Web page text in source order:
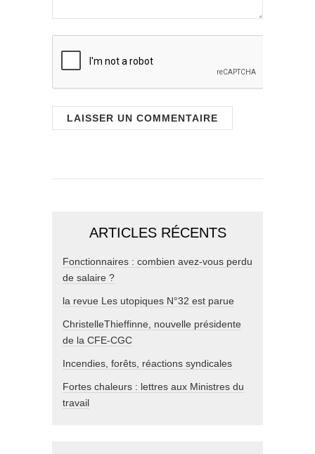
ARTICLES RÉCENTS
Fonctionnaires : combien avez-vous perdu
de salaire ?
la revue Les utopiques N°32 est parue
ChristelleThieffinne, nouvelle présidente
de la CFE-CGC
Incendies, forêts, réactions syndicales
Fortes chaleurs : lettres aux Ministres du
travail